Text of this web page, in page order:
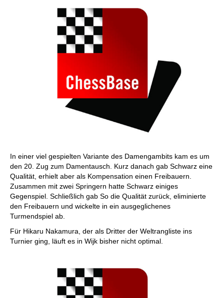
In einer viel gespielten Variante des Damengambits kam es um
den 20. Zug zum Damentausch. Kurz danach gab Schwarz eine
Qualität, erhielt aber als Kompensation einen Freibauern.
Zusammen mit zwei Springern hatte Schwarz einiges
Gegenspiel. Schließlich gab So die Qualität zurück, eliminierte
den Freibauern und wickelte in ein ausgeglichenes
Turmendspiel ab.
Für Hikaru Nakamura, der als Dritter der Weltrangliste ins
Turnier ging, läuft es in Wijk bisher nicht optimal.